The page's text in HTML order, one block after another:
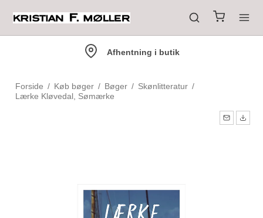
Afhentning i butik
Forside / Køb bøger / Bøger / Skønlitteratur /
Lærke Kløvedal, Sømærke